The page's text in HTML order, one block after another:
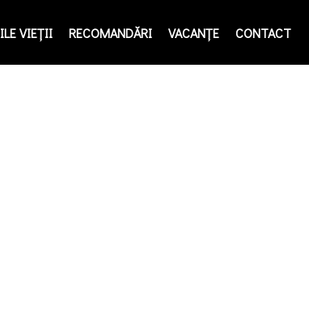
VIEŢII RECOMANDĂRI VACANȚE CONTACT